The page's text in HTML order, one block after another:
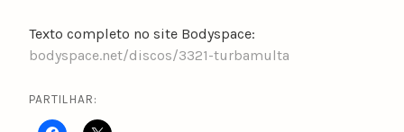
Texto completo no site Bodyspace:
bodyspace.net/discos/3321-turbamulta
PARTILHAR: